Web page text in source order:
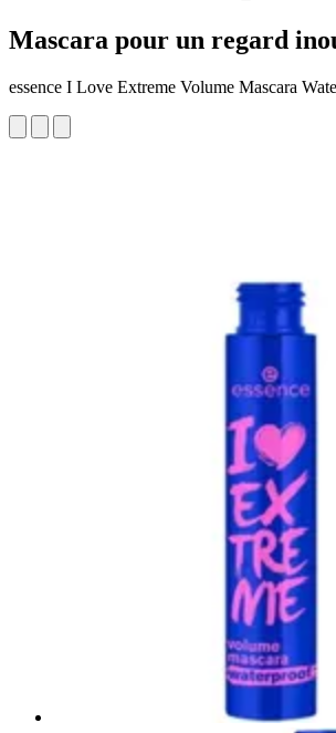
Mascara pour un regard
essence I Love Extreme Volume Mascara